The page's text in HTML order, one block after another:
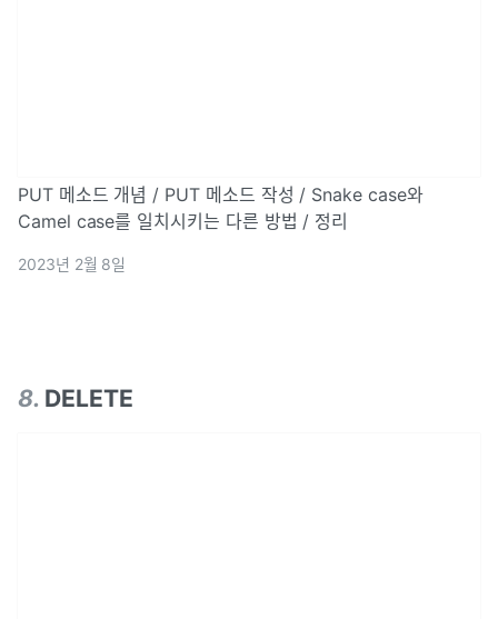
PUT 메소드 개념 / PUT 메소드 작성 / Snake case와
Camel case를 일치시키는 다른 방법 / 정리
2023년 2월 8일
8. DELETE